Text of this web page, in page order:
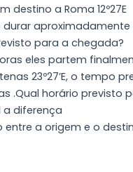
destino a Roma 12º27E
aproximadamente
para a chegada?
eles partem
23º27’E, o tempo
.Qual horário previsto
a diferença
entre a origem e o